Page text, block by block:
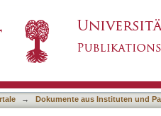
Neuauflage der
→ Dokumente aus Instituten und